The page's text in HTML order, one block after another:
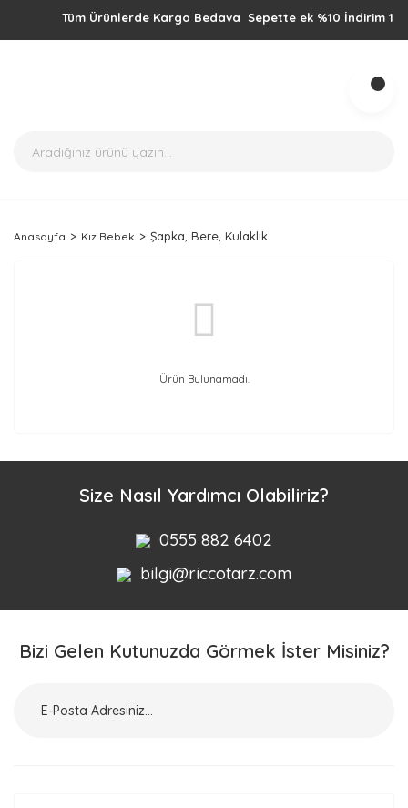
Tüm Ürünlerde Kargo Bedava Sepette ek %10 İndirim
Anasayfa Kız Bebek Şapka, Bere, Kulaklık
Ürün Bulunamadı.
Size Nasıl Yardımcı Olabiliriz?
0555 882 6402
bilgi@riccotarz.com
Bizi Gelen Kutunuzda Görmek İster Misiniz?